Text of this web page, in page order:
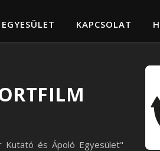
EGYESÜLET KAPCSOLAT
Kutató és Ápoló Egyesület"